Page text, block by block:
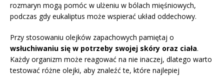
rozmaryn mogą pomóc w ulżeniu w bólach mięśniowych,
podczas gdy eukaliptus może wspierać układ oddechowy.
Przy stosowaniu olejków zapachowych pamiętaj o
wsłuchiwaniu się w potrzeby swojej skóry oraz ciała.
Każdy organizm może reagować na nie inaczej, dlatego warto
testować różne olejki, aby znaleźć te, które najlepiej